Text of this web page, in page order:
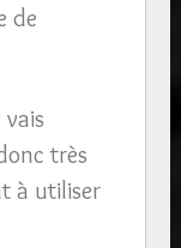
de
très
à utiliser